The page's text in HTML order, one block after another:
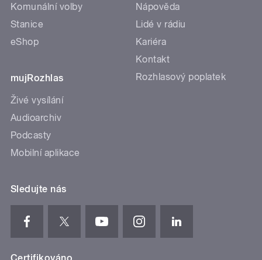
Komunální volby
Stanice
eShop
mujRozhlas
Živé vysílání
Audioarchiv
Podcasty
Mobilní aplikace
Nápověda
Lidé v rádiu
Kariéra
Kontakt
Rozhlasový poplatek
Sledujte nás